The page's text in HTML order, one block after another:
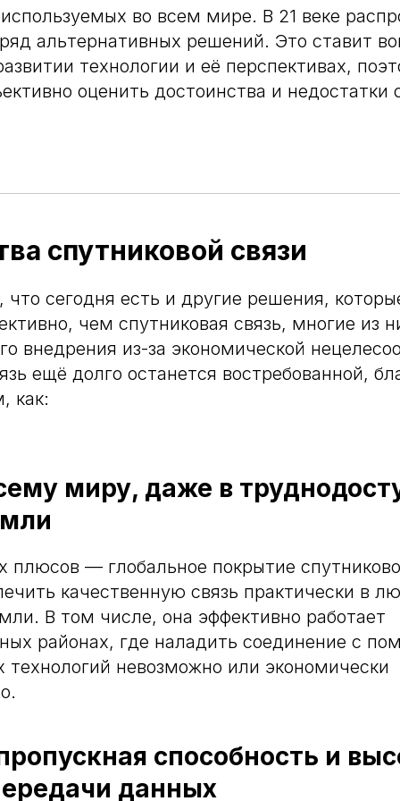
во всем мире. В 21 веке
альтернативных решений. Это ставит
технологии и её перспективах,
оценить достоинства и недостатки
спутниковой связи
сегодня есть и другие решения,
чем спутниковая связь, многие из
внедрения из-за экономической
ещё долго останется востребованной,
как:
миру, даже в
плюсов — глобальное покрытие
качественную связь практически в
В том числе, она эффективно работает
районах, где наладить соединение с
технологий невозможно или экономически
способность и
данных